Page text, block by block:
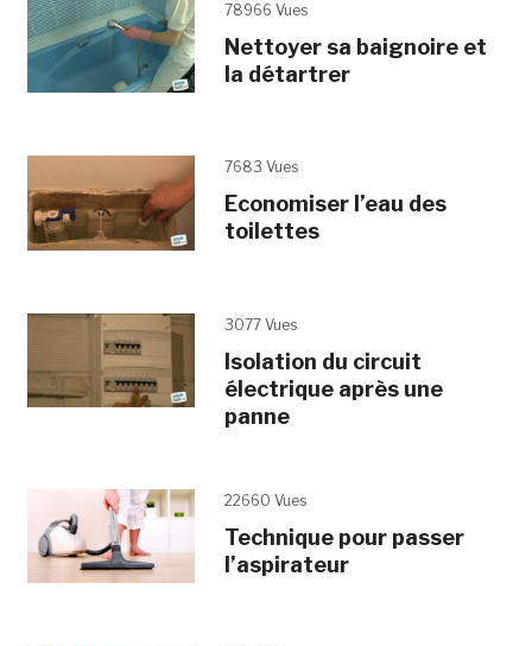
78966 Vues
Nettoyer sa baignoire et
la détartrer
7683 Vues
Economiser l’eau des
toilettes
3077 Vues
Isolation du circuit
électrique après une
panne
22660 Vues
Technique pour passer
l’aspirateur